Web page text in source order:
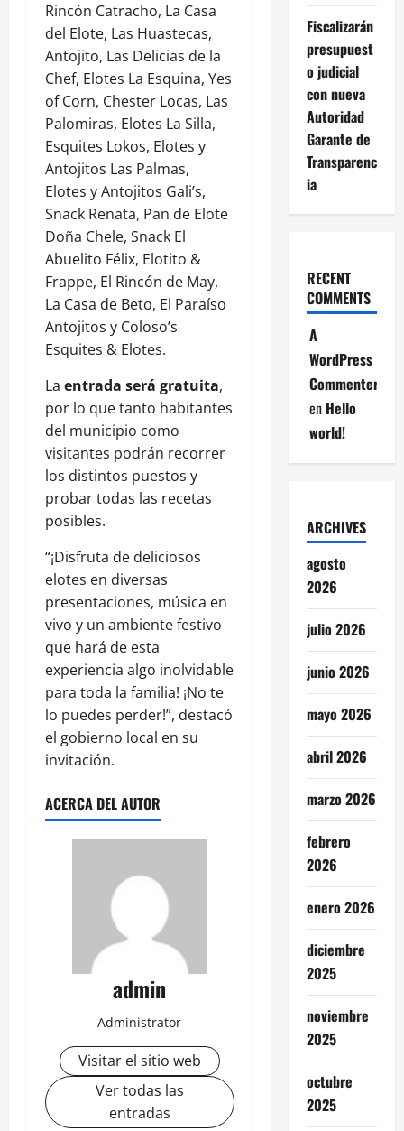
Rincón Catracho, La Casa
del Elote, Las Huastecas,
Antojito, Las Delicias de la
Chef, Elotes La Esquina, Yes
of Corn, Chester Locas, Las
Palomiras, Elotes La Silla,
Esquites Lokos, Elotes y
Antojitos Las Palmas,
Elotes y Antojitos Gali’s,
Snack Renata, Pan de Elote
Doña Chele, Snack El
Abuelito Félix, Elotito &
Frappe, El Rincón de May,
La Casa de Beto, El Paraíso
Antojitos y Coloso’s
Esquites & Elotes.
La entrada será gratuita,
por lo que tanto habitantes
del municipio como
visitantes podrán recorrer
los distintos puestos y
probar todas las recetas
posibles.
“¡Disfruta de deliciosos
elotes en diversas
presentaciones, música en
vivo y un ambiente festivo
que hará de esta
experiencia algo inolvidable
para toda la familia! ¡No te
lo puedes perder!”, destacó
el gobierno local en su
invitación.
ACERCA DEL AUTOR
admin
Administrator
Visitar el sitio web
Ver todas las
entradas
Fiscalizarán
presupuest
o judicial
con nueva
Autoridad
Garante de
Transparenc
ia
RECENT
COMMENTS
A
WordPress
Commenter
en Hello
world!
ARCHIVES
agosto
2026
julio 2026
junio 2026
mayo 2026
abril 2026
marzo 2026
febrero
2026
enero 2026
diciembre
2025
noviembre
2025
octubre
2025